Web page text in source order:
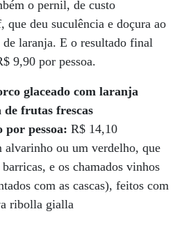
o pernil, de custo
que deu suculência e doçura ao
laranja. E o resultado final
9,90 por pessoa.
glaceado com laranja
de frutas frescas
por pessoa: R$ 14,10
alvarinho ou um verdelho, que
e os chamados vinhos
com as cascas), feitos com
ribolla gialla